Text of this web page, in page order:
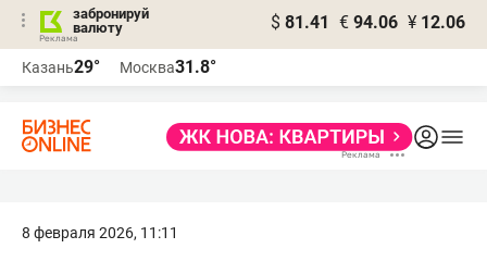
забронируй
валюту
$ 81.41 € 94.06 ¥ 12.06
Казань29° Москва31.8°
8 февраля 2026, 11:11